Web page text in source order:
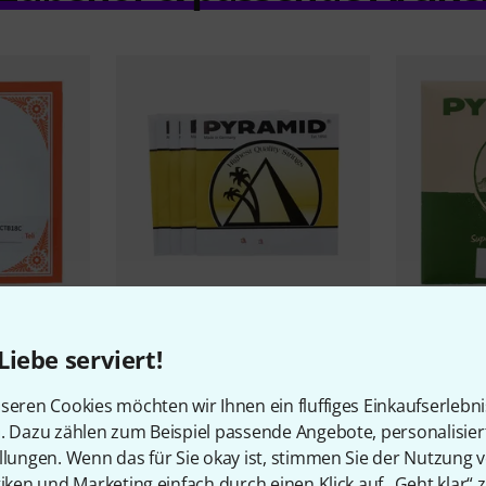
serviert!
Cookies möchten wir Ihnen ein fluffiges
Dazu zählen zum Beispiel passende Angebote,
Wenn das für Sie okay ist, stimmen Sie der Nutzung
Pyramid
12,90 € 11,90 €